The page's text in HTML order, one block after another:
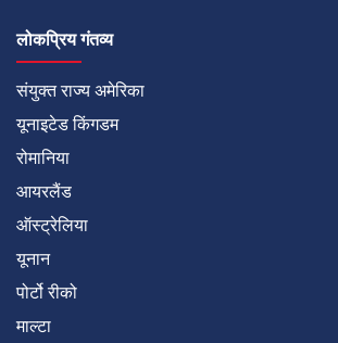
लोकप्रिय गंतव्य
संयुक्त राज्य अमेरिका
यूनाइटेड किंगडम
रोमानिया
आयरलैंड
ऑस्ट्रेलिया
यूनान
पोर्टो रीको
माल्टा